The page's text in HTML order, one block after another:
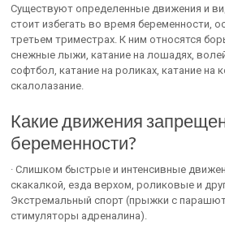
Существуют определенные движения и
стоит избегать во время беременности,
третьем триместрах. К ним относятся
снежные лыжи, катание на лошадях,
софтбол, катание на роликах, катание на
скалолазание.
Какие движения
беременности?
· Слишком быстрые и интенсивные
скакалкой, езда верхом, роликовые и
Экстремальный спорт (прыжки с
стимуляторы адреналина).